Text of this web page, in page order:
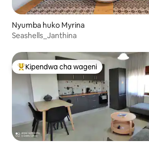
Nyumba huko Myrina
Seashells_Janthina
Kipendwa maarufu cha wageni
Kipendwa cha wageni